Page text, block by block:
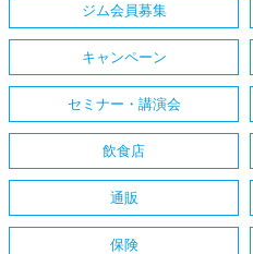
ジム会員募集
キャンペーン
セミナー・講演会
飲食店
通販
保険